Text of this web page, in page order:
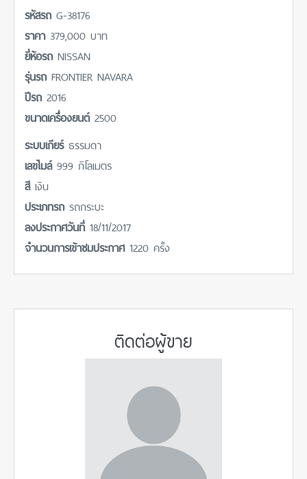
รหัสรถ G-38176
ราคา 379,000 บาท
ยี่ห้อรถ NISSAN
รุ่นรถ FRONTIER NAVARA
ปีรถ 2016
ขนาดเครื่องยนต์ 2500
ระบบเกียร์ ธรรมดา
เลขไมล์ 999 กิโลเมตร
สี เงิน
ประเภทรถ รถกระบะ
ลงประกาศวันที่ 18/11/2017
จำนวนการเข้าชมประกาศ 1220 ครั้ง
ติดต่อผู้ขาย